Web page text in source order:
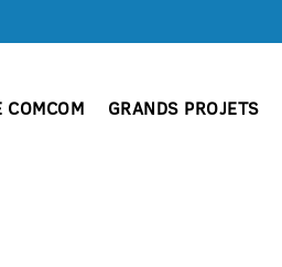
COMCOM GRANDS PROJETS